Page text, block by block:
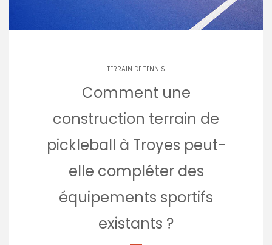
TERRAIN DE TENNIS
Comment une
construction terrain de
pickleball à Troyes peut-
elle compléter des
équipements sportifs
existants ?